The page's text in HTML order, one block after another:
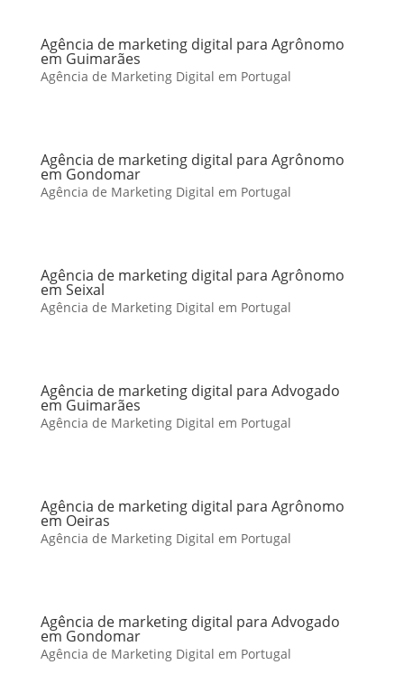
Agência de marketing digital para Agrônomo
em Guimarães
Agência de Marketing Digital em Portugal
Agência de marketing digital para Agrônomo
em Gondomar
Agência de Marketing Digital em Portugal
Agência de marketing digital para Agrônomo
em Seixal
Agência de Marketing Digital em Portugal
Agência de marketing digital para Advogado
em Guimarães
Agência de Marketing Digital em Portugal
Agência de marketing digital para Agrônomo
em Oeiras
Agência de Marketing Digital em Portugal
Agência de marketing digital para Advogado
em Gondomar
Agência de Marketing Digital em Portugal